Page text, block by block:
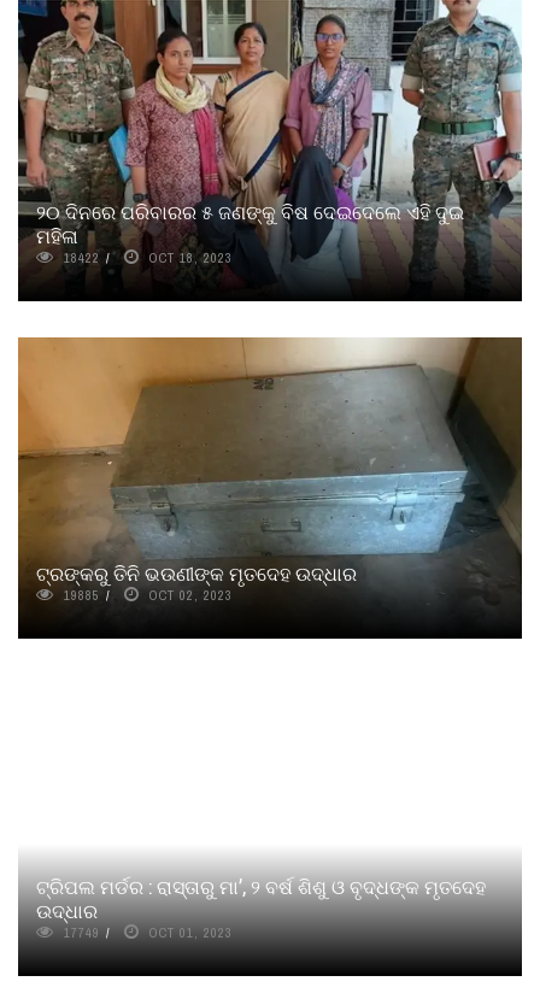
୨୦ ଦିନରେ ପରିବାରର ୫ ଜଣଙ୍କୁ ବିଷ ଦେଇଦେଲେ ଏହି ଦୁଇ
ମହିଳା
18422 OCT 18, 2023
ଟ୍ରଙ୍କରୁ ତିନି ଭଉଣୀଙ୍କ ମୃତଦେହ ଉଦ୍ଧାର
19885 OCT 02, 2023
ଟ୍ରିପଲ ମର୍ଡର : ରାସ୍ତାରୁ ମା’, ୨ ବର୍ଷ ଶିଶୁ ଓ ବୃଦ୍ଧଙ୍କ ମୃତଦେହ
ଉଦ୍ଧାର
17749 OCT 01, 2023